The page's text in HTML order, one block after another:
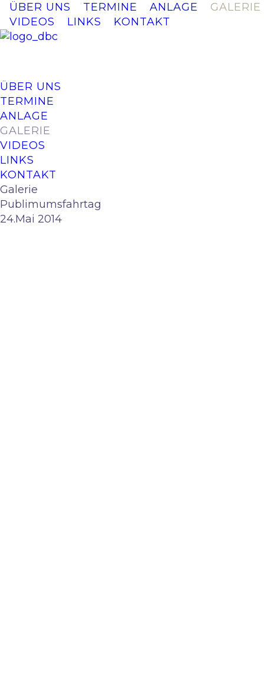
ÜBER UNS TERMINE ANLAGE
GALERIE
VIDEOS
LINKS KONTAKT
ÜBER UNS
TERMINE
ANLAGE
GALERIE
VIDEOS
LINKS
KONTAKT
Galerie
Publimumsfahrtag
24.Mai 2014